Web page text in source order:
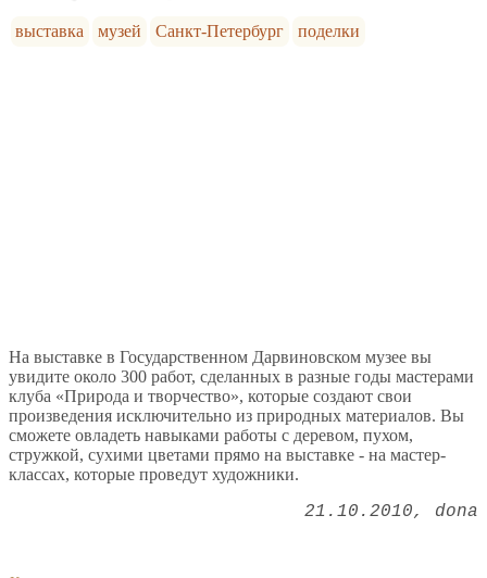
выставка музей Санкт-Петербург поделки
На выставке в Государственном Дарвиновском музее вы
увидите около 300 работ, сделанных в разные годы мастерами
клуба «Природа и творчество», которые создают свои
произведения исключительно из природных материалов. Вы
сможете овладеть навыками работы с деревом, пухом,
стружкой, сухими цветами прямо на выставке - на мастер-
классах, которые проведут художники.
21.10.2010 dona